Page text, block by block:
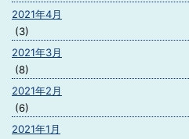
2021年4月
(3)
2021年3月
(8)
2021年2月
(6)
2021年1月